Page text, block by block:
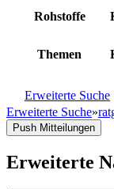
Rohstoffe
Themen
Erweiterte Suche
Erweiterte Suche»
Push Mitteilungen
Erweiterte